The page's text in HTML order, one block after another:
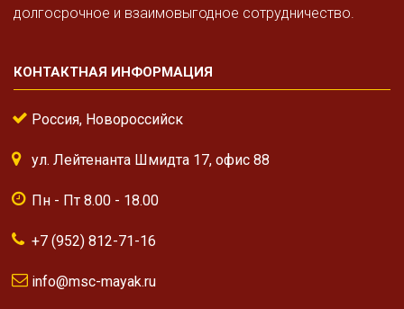
долгосрочное и взаимовыгодное сотрудничество.
КОНТАКТНАЯ ИНФОРМАЦИЯ
Россия, Новороссийск
ул. Лейтенанта Шмидта 17, офис 88
Пн - Пт 8.00 - 18.00
+7 (952) 812-71-16
info@msc-mayak.ru